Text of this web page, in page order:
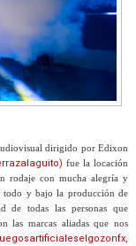
dirigido por Edixon
fue la locación
rodaje con mucha alegría y
todo y bajo la producción de
de todas las personas que
las marcas aliadas que nos